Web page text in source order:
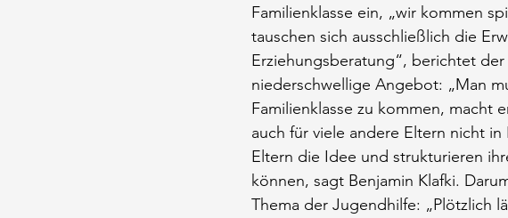
Familienklasse ein, „wir kommen
tauschen sich ausschließlich die
Erziehungsberatung“, berichtet
niederschwellige Angebot: „Man
Familienklasse zu kommen, macht
auch für viele andere Eltern nicht
Eltern die Idee und strukturieren
können, sagt Benjamin Klafki.
Thema der Jugendhilfe: „Plötzlich